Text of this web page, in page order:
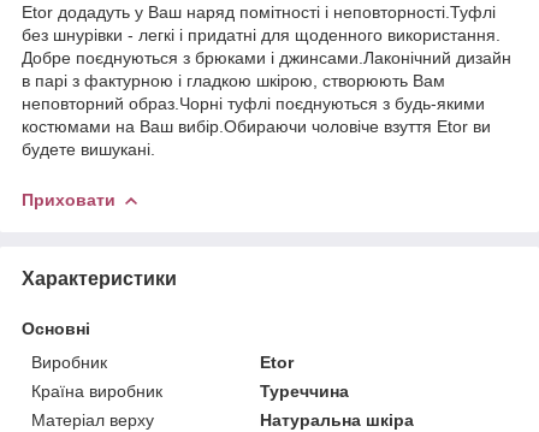
Etor додадуть у Ваш наряд помітності і неповторності.Туфлі
без шнурівки - легкі і придатні для щоденного використання.
Добре поєднуються з брюками і джинсами.Лаконічний дизайн
в парі з фактурною і гладкою шкірою, створюють Вам
неповторний образ.Чорні туфлі поєднуються з будь-якими
костюмами на Ваш вибір.Обираючи чоловіче взуття Etor ви
будете вишукані.
Приховати
Характеристики
Основні
Виробник
Etor
Країна виробник
Туреччина
Матеріал верху
Натуральна шкіра